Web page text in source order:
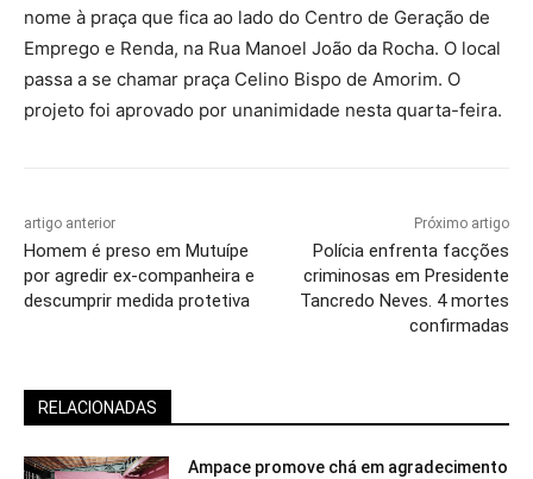
nome à praça que fica ao lado do Centro de Geração de
Emprego e Renda, na Rua Manoel João da Rocha. O local
passa a se chamar praça Celino Bispo de Amorim. O
projeto foi aprovado por unanimidade nesta quarta-feira.
artigo anterior
Homem é preso em Mutuípe
por agredir ex-companheira e
descumprir medida protetiva
Próximo artigo
Polícia enfrenta facções
criminosas em Presidente
Tancredo Neves. 4 mortes
confirmadas
RELACIONADAS
Ampace promove chá em agradecimento